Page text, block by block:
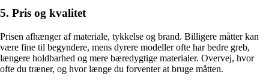
5. Pris og kvalitet
Prisen afhænger af materiale, tykkelse og brand. Billigere måtter kan
være fine til begyndere, mens dyrere modeller ofte har bedre greb,
længere holdbarhed og mere bæredygtige materialer. Overvej, hvor
ofte du træner, og hvor længe du forventer at bruge måtten.